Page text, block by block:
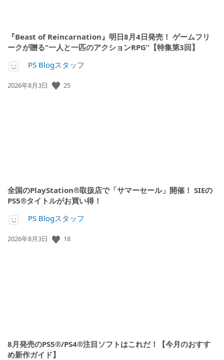
『Beast of Reincarnation』明日8月4日発売！ ゲームフリ
ークが贈る“一人と一匹のアクションRPG”【特集第3回】
PS Blogスタッフ
公
2026年8月3日 25
全国のPlayStation®取扱店で「サマーセール」開催！ SIEの
PS5®タイトルがお買い得！
PS Blogスタッフ
公
2026年8月3日 18
8月発売のPS5®/PS4®注目ソフトはこれだ！【今月のおすす
め新作ガイド】